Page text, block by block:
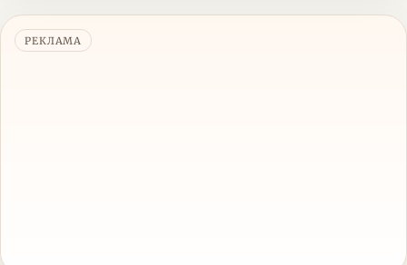
РЕКЛАМА